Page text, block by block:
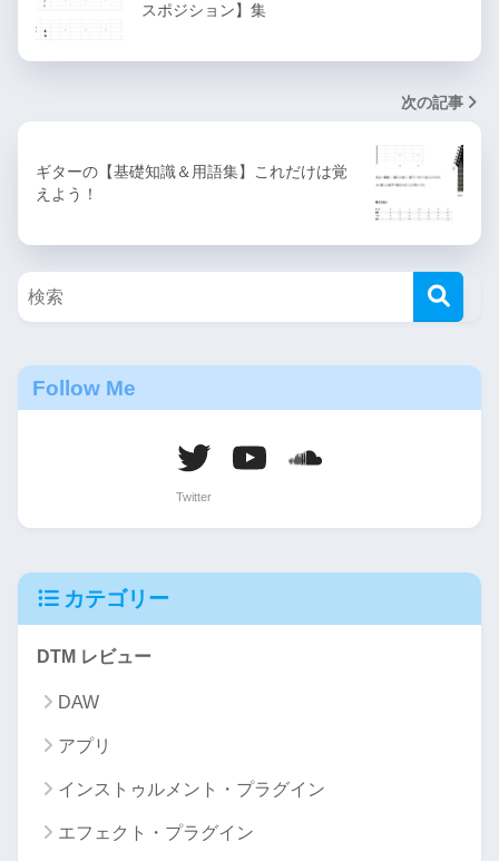
スポジション】集
次の記事
ギターの【基礎知識＆用語集】これだけは覚
えよう！
Follow Me
カテゴリー
DTM レビュー
DAW
アプリ
インストゥルメント・プラグイン
エフェクト・プラグイン